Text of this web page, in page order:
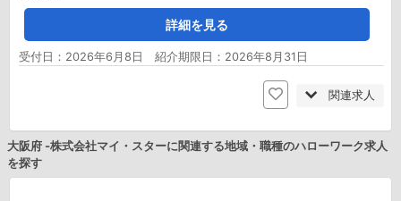
詳細を見る
受付日：2026年6月8日 紹介期限日：2026年8月31日
関連求人
大阪府 -株式会社マイ・スターに関連する地域・職種のハローワーク求人
を探す